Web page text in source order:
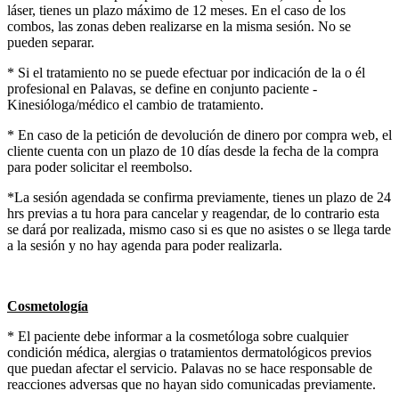
láser, tienes un plazo máximo de 12 meses. En el caso de los
combos, las zonas deben realizarse en la misma sesión. No se
pueden separar.
* Si el tratamiento no se puede efectuar por indicación de la o él
profesional en Palavas, se define en conjunto paciente -
Kinesióloga/médico el cambio de tratamiento.
* En caso de la petición de devolución de dinero por compra web, el
cliente cuenta con un plazo de 10 días desde la fecha de la compra
para poder solicitar el reembolso.
*La sesión agendada se confirma previamente, tienes un plazo de 24
hrs previas a tu hora para cancelar y reagendar, de lo contrario esta
se dará por realizada, mismo caso si es que no asistes o se llega tarde
a la sesión y no hay agenda para poder realizarla.
Cosmetología
* El paciente debe informar a la cosmetóloga sobre cualquier
condición médica, alergias o tratamientos dermatológicos previos
que puedan afectar el servicio. Palavas no se hace responsable de
reacciones adversas que no hayan sido comunicadas previamente.